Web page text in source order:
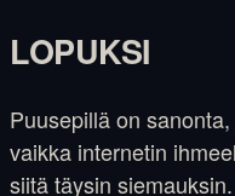
LOPUKSI
Puusepillä on
vaikka internetin
siitä täysin siemauksin.